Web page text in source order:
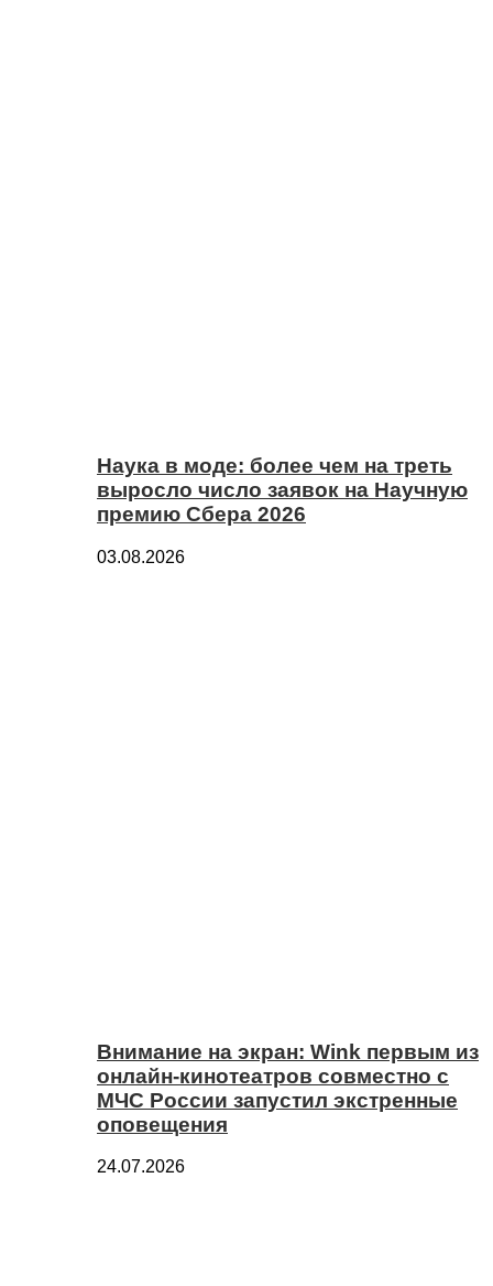
Наука в моде: более чем на треть
выросло число заявок на Научную
премию Сбера 2026
03.08.2026
Внимание на экран: Wink первым из
онлайн-кинотеатров совместно с
МЧС России запустил экстренные
оповещения
24.07.2026